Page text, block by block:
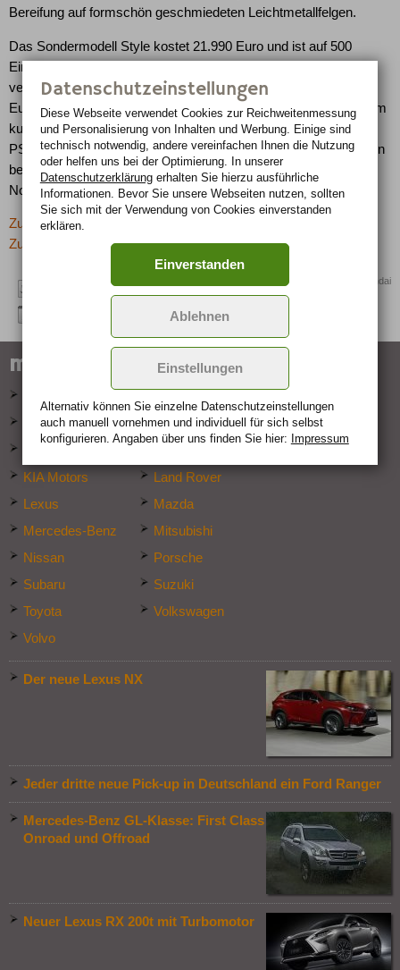
Bereifung auf formschön geschmiedeten Leichtmetallfelgen.
Das Sondermodell Style kostet 21.990 Euro und ist auf 500
Einheiten limitiert. Die Preisersparnis gegenüber einem
vergleichbar ausgestatteten Serienmodell beträgt rund 2.600
Euro. Motorisiert ist das frontgetriebene Kompakt-SUV mit einem
kultivierten 2,0-Liter-Vierzylinder-Benzinmotor, der 104 kW (141
PS) leistet und den Tucson von 0 auf 100 km/h in 10,4 Sekunden
beschleunigt. Der Gesamtverbrauch beträgt 8,0 Liter
Normalbenzin.
Zurück zur letzten Seite
Zur Übersicht: -> SUV
Quelle: Hyundai
marken-specials
Ford
Hummer
KIA Motors
Land Rover
Lexus
Mazda
Mercedes-Benz
Mitsubishi
Nissan
Porsche
Subaru
Suzuki
Toyota
Volkswagen
Volvo
Der neue Lexus NX
Jeder dritte neue Pick-up in Deutschland ein Ford Ranger
Mercedes-Benz GL-Klasse: First Class
Onroad und Offroad
Neuer Lexus RX 200t mit Turbomotor
Datenschutzeinstellungen
Diese Webseite verwendet Cookies zur Reichweiten­messung
und Personalisierung von Inhalten und Werbung. Einige sind
technisch notwendig, andere vereinfachen Ihnen die Nutzung
oder helfen uns bei der Optimierung. In unserer
Datenschutzerklärungerhalten Sie hierzu ausführliche
Informationen. Bevor Sie unsere Webseiten nutzen, sollten
Sie sich mit der Verwendung von Cookies einverstanden
erklären.
Einverstanden
Ablehnen
Einstellungen
Alternativ können Sie einzelne Datenschutz­ein­stellungen
auch manuell vor­nehmen und indivi­duell für sich selbst
konfigurieren. Angaben über uns finden Sie hier: Impressum